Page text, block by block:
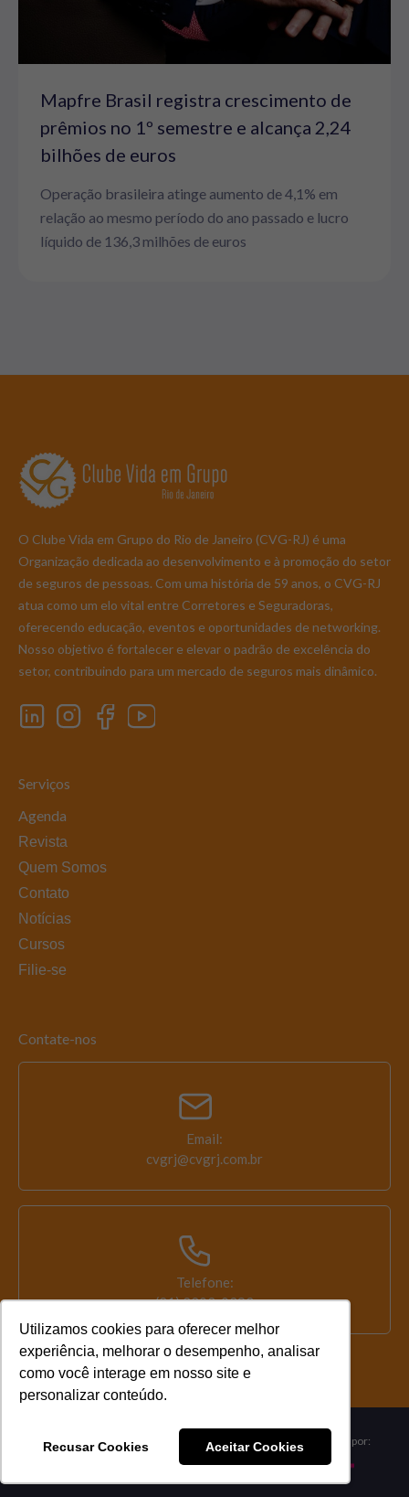
Utilizamos cookies para oferecer melhor
experiência, melhorar o desempenho, analisar
como você interage em nosso site e
personalizar conteúdo.
Recusar Cookies Aceitar Cookies
Mapfre Brasil registra crescimento de
prêmios no 1º semestre e alcança 2,24
bilhões de euros
Operação brasileira atinge aumento de 4,1% em
relação ao mesmo período do ano passado e lucro
líquido de 136,3 milhões de euros
O Clube Vida em Grupo do Rio de Janeiro (CVG-RJ) é uma
Organização dedicada ao desenvolvimento e à promoção do setor
de seguros de pessoas. Com uma história de 59 anos, o CVG-RJ
atua como um elo vital entre Corretores e Seguradoras,
oferecendo educação, eventos e oportunidades de networking.
Nosso objetivo é fortalecer e elevar o padrão de excelência do
setor, contribuindo para um mercado de seguros mais dinâmico.
Serviços
Agenda
Revista
Quem Somos
Contato
Notícias
Cursos
Filie-se
Contate-nos
Email:
cvgrj@cvgrj.com.br
Telefone:
(21) 2203-0393
Desenvolvido por: